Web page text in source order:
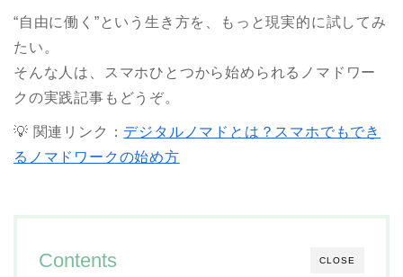
“自由に働く”という生き方を、もっと現実的に試してみ
たい。
そんな人は、スマホひとつから始められるノマドワー
クの実践記事もどうぞ。
💡 関連リンク： デジタルノマドとは？スマホでもでき
るノマドワークの始め方
CLOSE
Contents